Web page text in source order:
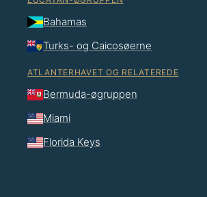
Bahamas
Turks- og Caicosøerne
ATLANTERHAVET OG RELATEREDE
Bermuda-øgruppen
Miami
Florida Keys